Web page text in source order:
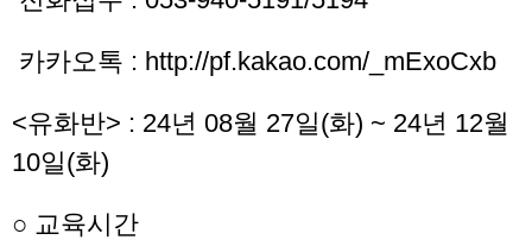
카카오톡 : http://pf.kakao.com/_mExoCxb
<유화반> : 24년 08월 27일(화) ~ 24년 12월
10일(화)
○ 교육시간